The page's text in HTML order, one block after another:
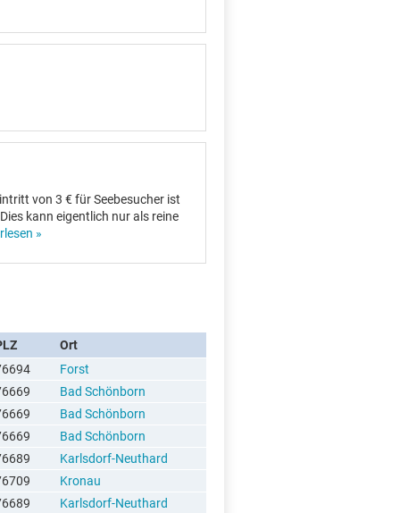
von 3 € für Seebesucher ist
kann eigentlich nur als reine
»
Ort
Forst
Bad Schönborn
Bad Schönborn
Bad Schönborn
Karlsdorf-Neuthard
Kronau
Karlsdorf-Neuthard